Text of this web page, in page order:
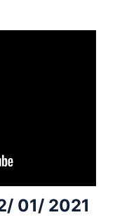
01/ 2021